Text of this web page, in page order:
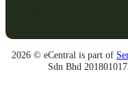
2026 © eCentral is part of
Sdn Bhd